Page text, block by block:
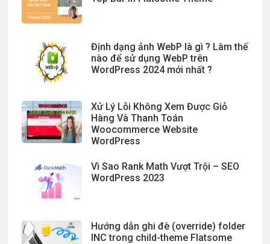
Định dạng ảnh WebP là gì ? Làm thế
nào để sử dụng WebP trên
WordPress 2024 mới nhất ?
Xử Lý Lỗi Không Xem Được Giỏ
Hàng Và Thanh Toán
Woocommerce Website
WordPress
Vì Sao Rank Math Vượt Trội – SEO
WordPress 2023
Hướng dẫn ghi đè (override) folder
INC trong child-theme Flatsome